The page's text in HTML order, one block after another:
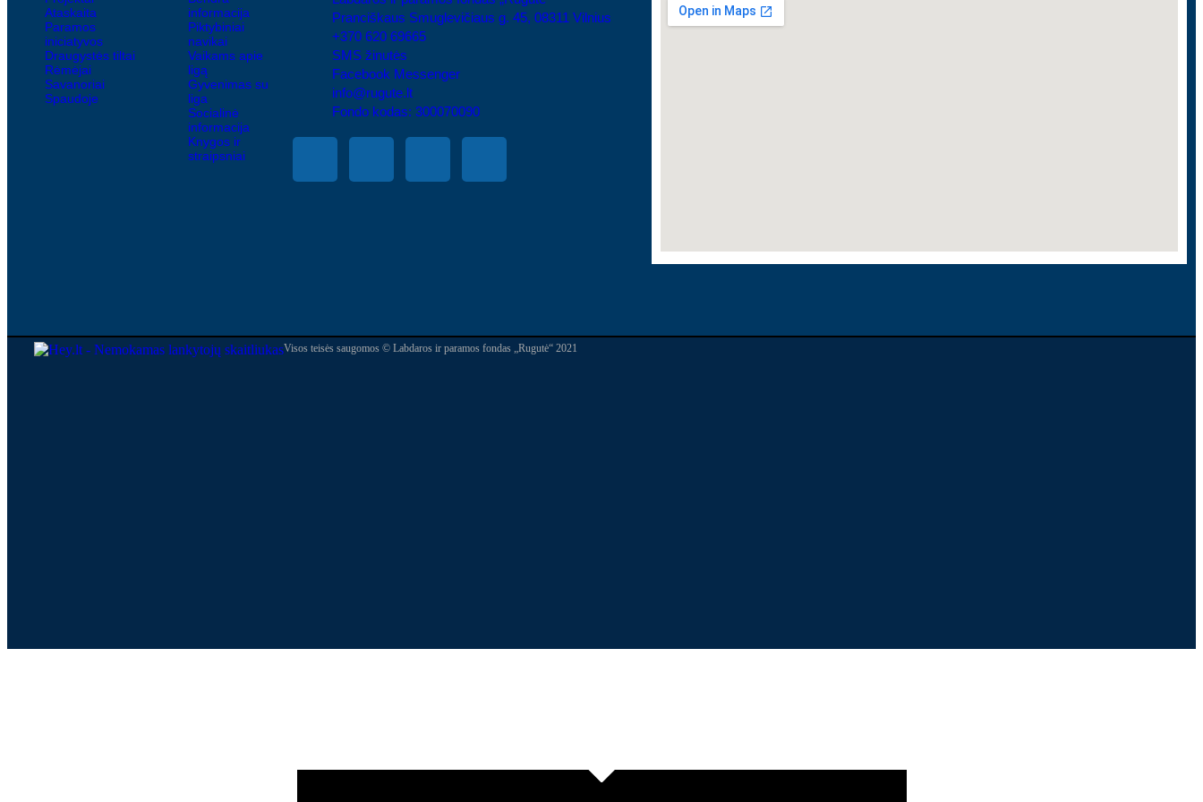
Ataskaita
Paramos
iniciatyvos
Draugystės tiltai
Rėmėjai
Savanoriai
Spaudoje
informacija
Piktybiniai
navikai
Vaikams apie
ligą
Gyvenimas su
liga
Socialinė
informacija
Knygos ir
straipsniai
Pranciškaus Smuglevičiaus g. 45, 08311 Vilnius
+370 620 69665
SMS žinutės
Facebook Messenger
info@rugute.lt
Fondo kodas: 300070090
Visos teisės saugomos © Labdaros ir paramos fondas „Rugutė“ 2021